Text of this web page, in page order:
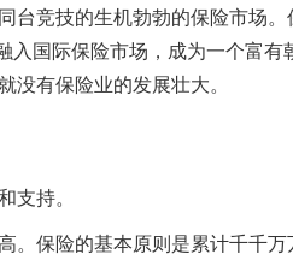
台竞技的生机勃勃的保险市场
国际保险市场，成为一个富有
没有保险业的发展壮大。
支持。
保险的基本原则是累计千千万